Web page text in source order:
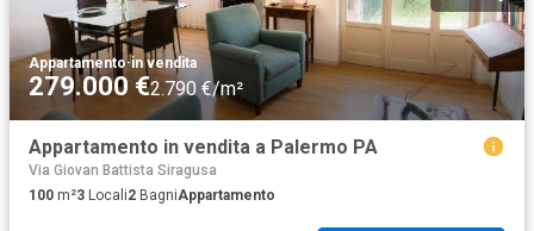
Appartamento·in vendita
279.000 €2.790 €/m²
Appartamento in vendita a Palermo PA
Via Giovan Battista Siragusa
100 m²3 Locali2 BagniAppartamento